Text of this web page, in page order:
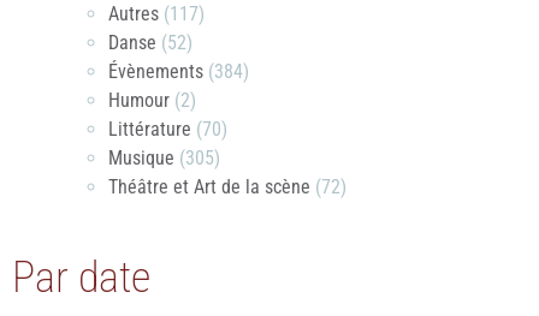
Autres (117)
Danse (52)
Évènements (384)
Humour (2)
Littérature (70)
Musique (305)
Théâtre et Art de la scène (72)
Par date